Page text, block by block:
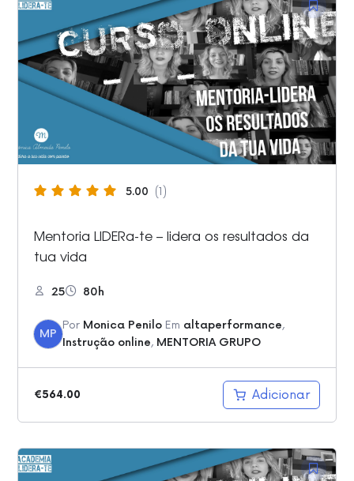
5.00 (1)
Mentoria LIDERa-te – lidera os resultados da
tua vida
25 80h
MP
Por Monica Penilo Em altaperformance,
Instrução online, MENTORIA GRUPO
€564.00 Adicionar